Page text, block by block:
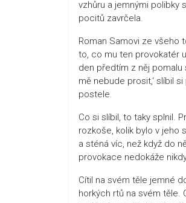
vzhůru a jemnými polibky
pocitů zavrčela.
Roman Samovi ze všeho
to, co mu ten provokatér
den předtím z něj pomalu
mě nebude prosit,‘ slíbil
postele.
Co si slíbil, to taky splnil.
rozkoše, kolik bylo v jeho
a sténá víc, než když do
provokace nedokáže
Cítil na svém těle jemné
horkých rtů na svém těle.